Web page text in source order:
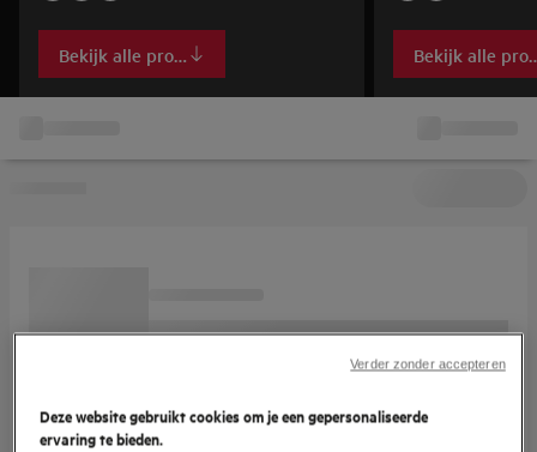
Bekijk alle producten Bekijk alle
Deze website gebruikt cookies om je een gepersonaliseerde
ervaring te bieden.
Verder zonder accepteren